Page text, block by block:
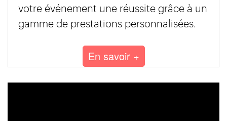
votre événement une réussite grâce à un
gamme de prestations personnalisées.
En savoir +